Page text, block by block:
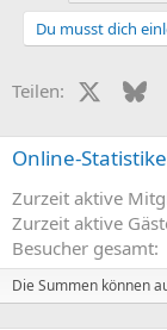
Du musst dich
Teilen: X
Online-
Zurzeit aktive
Zurzeit aktive
Besucher gesamt
Die Summen können